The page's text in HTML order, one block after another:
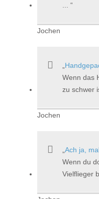
Jochen
Wenn das
zu schwer
Jochen
Ach ja,
Wenn du
Vielflieger